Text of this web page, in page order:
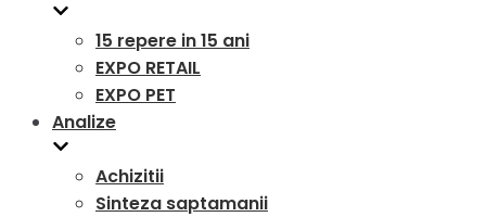
15 repere in 15 ani
EXPO RETAIL
EXPO PET
Analize
Achizitii
Sinteza saptamanii